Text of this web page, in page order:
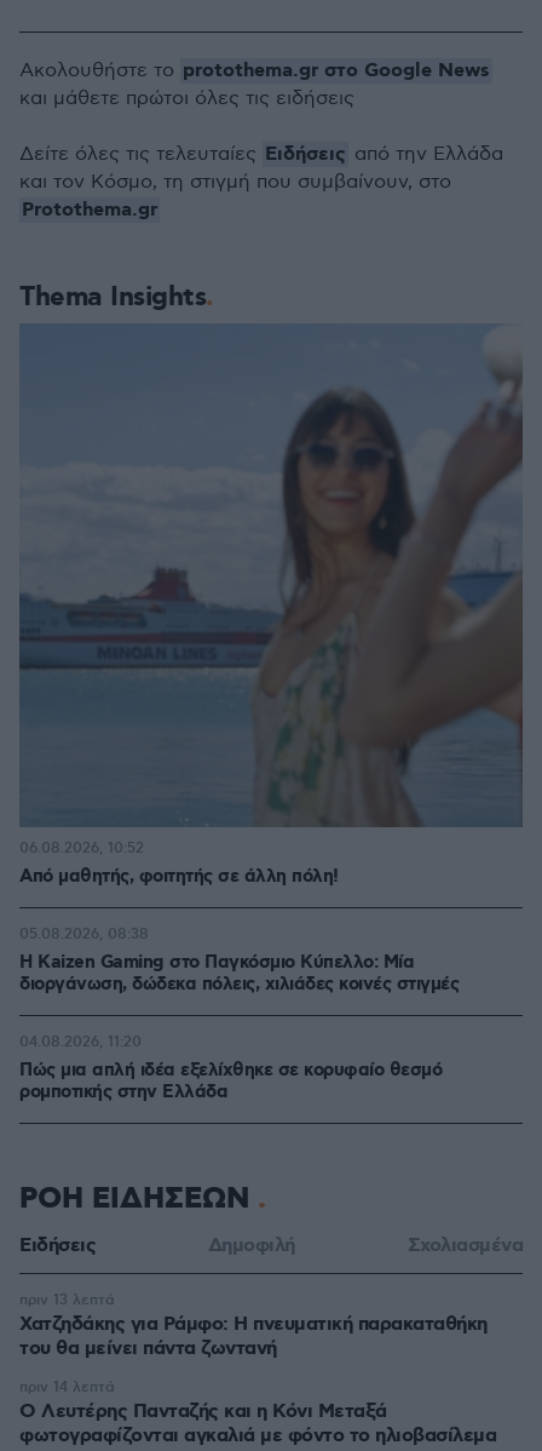
Thema Insights
Από μαθητής, φοιτητής σε άλλη πόλη!
06.08.2026, 10:52
H Kaizen Gaming στο Παγκόσμιο Kύπελλο: Μία
διοργάνωση, δώδεκα πόλεις, χιλιάδες κοινές στιγμές
05.08.2026, 08:38
Πώς μια απλή ιδέα εξελίχθηκε σε κορυφαίο θεσμό
ρομποτικής στην Ελλάδα
04.08.2026, 11:20
Ακολουθήστε το protothema.gr στο Google News
και μάθετε πρώτοι όλες τις ειδήσεις
Δείτε όλες τις τελευταίες Ειδήσεις από την Ελλάδα
και τον Κόσμο, τη στιγμή που συμβαίνουν, στο
Protothema.gr
ΡΟΗ ΕΙΔΗΣΕΩΝ
Ειδήσεις Δημοφιλή Σχολιασμένα
Χατζηδάκης για Ράμφο: Η πνευματική παρακαταθήκη
του θα μείνει πάντα ζωντανή
πριν 13 λεπτά
Ο Λευτέρης Πανταζής και η Κόνι Μεταξά
φωτογραφίζονται αγκαλιά με φόντο το ηλιοβασίλεμα
πριν 14 λεπτά